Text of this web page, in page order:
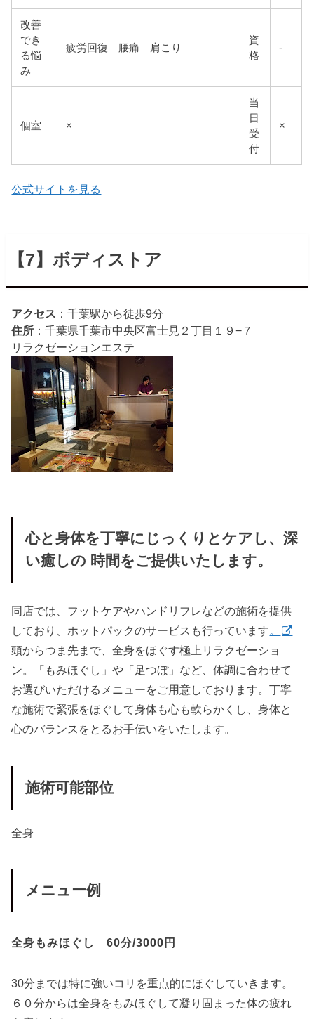
改善
でき
る悩
み
疲労回復 腰痛 肩こり
資
格
-
個室 ×
当
日
受
付
×
公式サイトを見る
【7】ボディストア
アクセス ：千葉駅から徒歩9分
住所 ：千葉県千葉市中央区富士見２丁目１９−７
リラクゼーションエステ
心と身体を丁寧にじっくりとケアし、深
い癒しの 時間をご提供いたします。
同店では、フットケアやハンドリフレなどの施術を提供
しており、ホットパックのサービスも行っています。
頭からつま先まで、全身をほぐす極上リラクゼーショ
ン。「もみほぐし」や「足つぼ」など、体調に合わせて
お選びいただけるメニューをご用意しております。丁寧
な施術で緊張をほぐして身体も心も軟らかくし、身体と
心のバランスをとるお手伝いをいたします。
施術可能部位
全身
メニュー例
全身もみほぐし 60分/3000円
30分までは特に強いコリを重点的にほぐしていきます。
６０分からは全身をもみほぐして凝り固まった体の疲れ